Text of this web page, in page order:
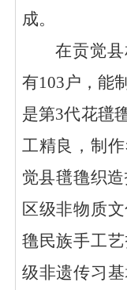
成。
在贡觉
有103户，能
是第3代花氆
工精良，制
觉县氆氇织
区级非物质文
氇民族手工
级非遗传习